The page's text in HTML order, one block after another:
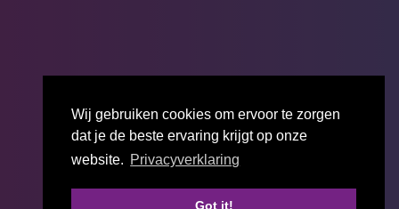
Wij gebruiken cookies om ervoor te zorgen
dat je de beste ervaring krijgt op onze
website. Privacyverklaring
Got it!